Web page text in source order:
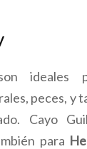
ideales
peces, y
Cayo
para